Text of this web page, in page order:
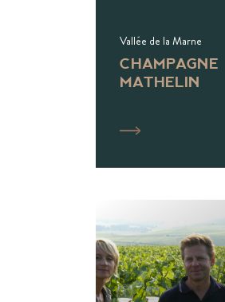
Vallée de la Marne
CHAMPAGNE
MATHELIN